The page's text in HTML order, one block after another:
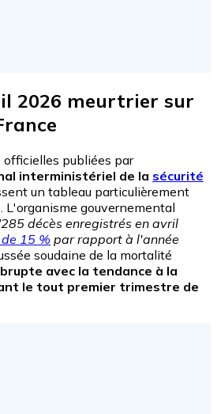
2026 meurtrier sur
officielles publiées par
interministériel de la sécurité
un tableau particulièrement
L'organisme gouvernemental
décès enregistrés en avril
15 % par rapport à l'année
soudaine de la mortalité
avec la tendance à la
le tout premier trimestre de